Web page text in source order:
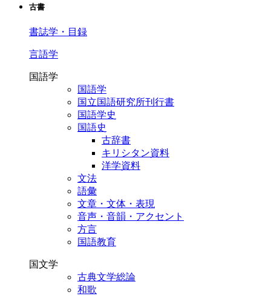
古書
書誌学・目録
言語学
国語学
国語学
国立国語研究所刊行書
国語学史
国語史
古辞書
キリシタン資料
洋学資料
文法
語彙
文章・文体・表現
音声・音韻・アクセント
方言
国語教育
国文学
古典文学総論
和歌